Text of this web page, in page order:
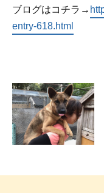
ブログはコチラ→
entry-618.html